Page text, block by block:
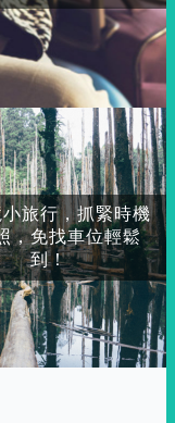
旅行，抓緊時機
，免找車位輕鬆
到！